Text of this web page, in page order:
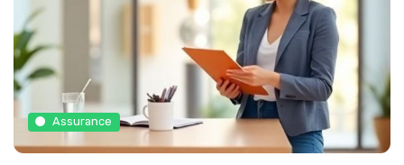
Assurance